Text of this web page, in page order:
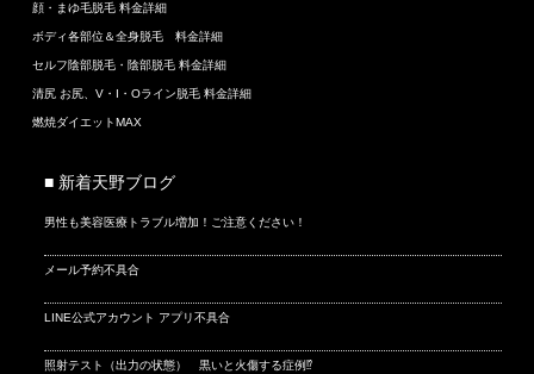
顔・まゆ毛脱毛 料金詳細
ボディ各部位＆全身脱毛 料金詳細
セルフ陰部脱毛・陰部脱毛 料金詳細
清尻 お尻、V・I・Oライン脱毛 料金詳細
燃焼ダイエットMAX
■ 新着天野ブログ
男性も美容医療トラブル増加！ご注意ください！
メール予約不具合
LINE公式アカウント アプリ不具合
照射テスト（出力の状態） 黒いと火傷する症例⁉